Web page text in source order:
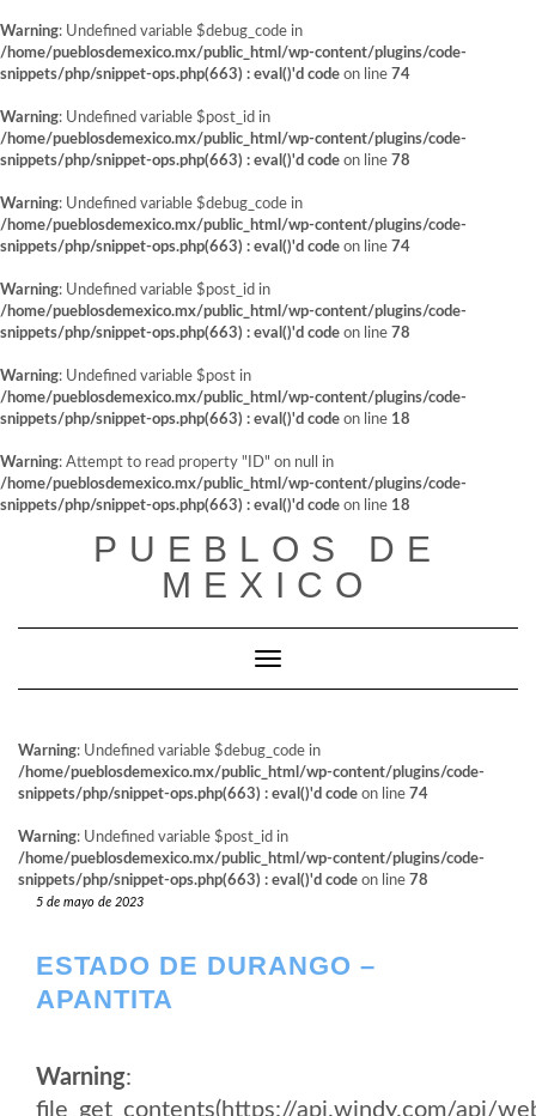
Warning: Undefined variable $debug_code in
/home/pueblosdemexico.mx/public_html/wp-content/plugins/code-
snippets/php/snippet-ops.php(663) : eval()'d code on line 74
Warning: Undefined variable $post_id in
/home/pueblosdemexico.mx/public_html/wp-content/plugins/code-
snippets/php/snippet-ops.php(663) : eval()'d code on line 78
Warning: Undefined variable $debug_code in
/home/pueblosdemexico.mx/public_html/wp-content/plugins/code-
snippets/php/snippet-ops.php(663) : eval()'d code on line 74
Warning: Undefined variable $post_id in
/home/pueblosdemexico.mx/public_html/wp-content/plugins/code-
snippets/php/snippet-ops.php(663) : eval()'d code on line 78
Warning: Undefined variable $post in
/home/pueblosdemexico.mx/public_html/wp-content/plugins/code-
snippets/php/snippet-ops.php(663) : eval()'d code on line 18
Warning: Attempt to read property "ID" on null in
/home/pueblosdemexico.mx/public_html/wp-content/plugins/code-
snippets/php/snippet-ops.php(663) : eval()'d code on line 18
PUEBLOS DE
MEXICO
Cambiar modo de navegación
Warning: Undefined variable $debug_code in
/home/pueblosdemexico.mx/public_html/wp-content/plugins/code-
snippets/php/snippet-ops.php(663) : eval()'d code on line 74
Warning: Undefined variable $post_id in
/home/pueblosdemexico.mx/public_html/wp-content/plugins/code-
snippets/php/snippet-ops.php(663) : eval()'d code on line 78
5 de mayo de 2023
ESTADO DE DURANGO –
APANTITA
Warning:
file_get_contents(https://api.windy.com/api/